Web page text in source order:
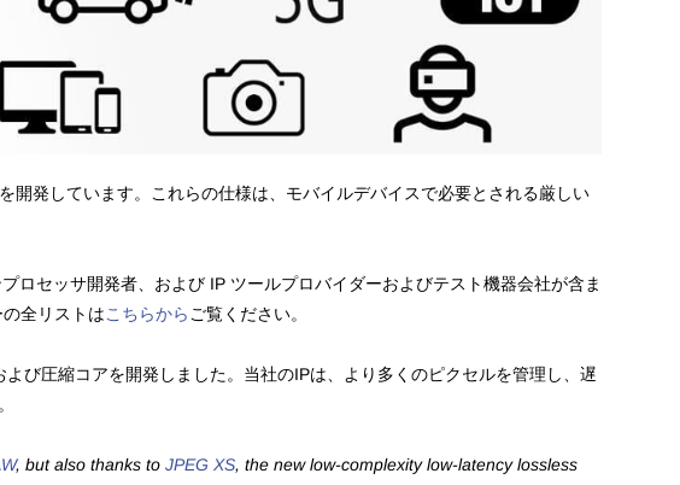
発しています。これらの仕様は、モバイルデバイスで必要とされる厳しい
セッサ開発者、および IP ツールプロバイダーおよびテスト機器会社が含ま
全リストはこちらから ご覧ください。
び圧縮コアを開発しました。当社のIPは、より多くのピクセルを管理し、遅
, but also thanks to JPEG XS, the new low-complexity low-latency lossless